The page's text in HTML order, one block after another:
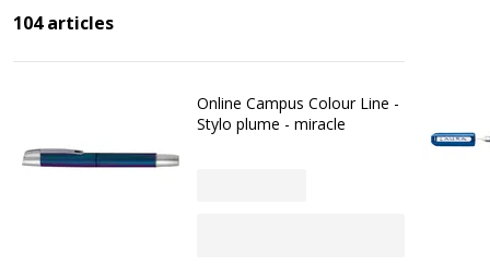
104 articles
Online Campus Colour Line -
Stylo plume - miracle